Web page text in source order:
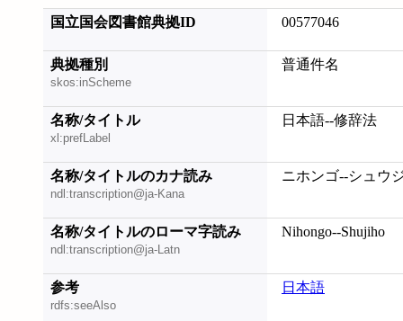
国立国会図書館典拠ID 00577046
典拠種別
skos:inScheme
普通件名
名称/タイトル
xl:prefLabel
日本語--修辞法
名称/タイトルのカナ読み
ndl:transcription@ja-Kana
ニホンゴ--シュウ
名称/タイトルのローマ字読み
ndl:transcription@ja-Latn
Nihongo--Shujiho
参考
rdfs:seeAlso
日本語